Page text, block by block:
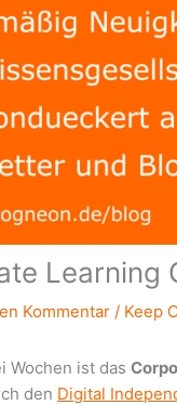
Learning
Kommentar / Keep
Wochen ist das
den Digital